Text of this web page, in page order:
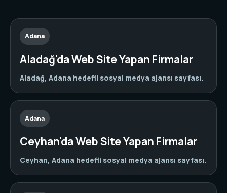
Adana
Aladağ'da Web Site Yapan Firmalar
Aladağ, Adana hedefli sosyal medya ajansı sayfası.
Adana
Ceyhan'da Web Site Yapan Firmalar
Ceyhan, Adana hedefli sosyal medya ajansı sayfası.